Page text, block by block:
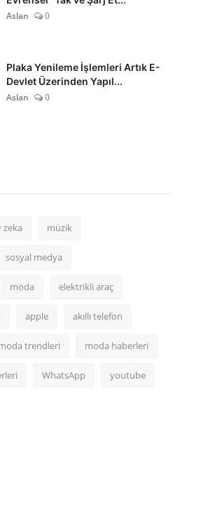
Aslan
0
Plaka Yenileme İşlemleri Artık E-
Devlet Üzerinden Yapıl...
Aslan
0
zeka müzik
sosyal medya
moda elektrikli araç
apple akıllı telefon
trendleri moda haberleri
WhatsApp youtube